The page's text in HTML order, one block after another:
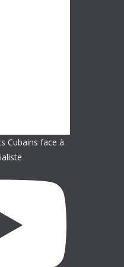
Cubains face à